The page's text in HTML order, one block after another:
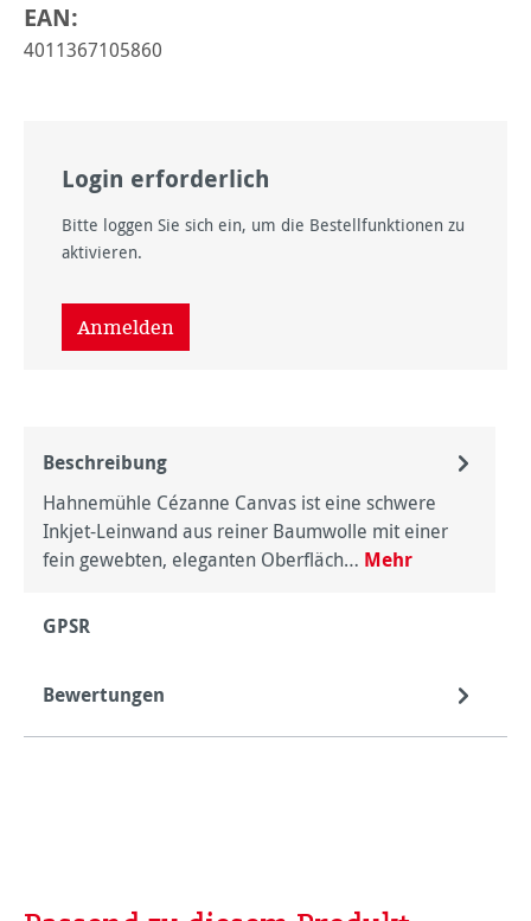
EAN:
4011367105860
Login erforderlich
Bitte loggen Sie sich ein, um die Bestellfunktionen zu
aktivieren.
Anmelden
Beschreibung
Hahnemühle Cézanne Canvas ist eine schwere
Inkjet-Leinwand aus reiner Baumwolle mit einer
fein gewebten, eleganten Oberfläch… Mehr
GPSR
Bewertungen